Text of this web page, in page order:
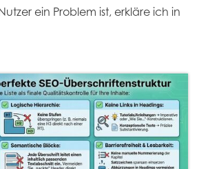
ein Problem ist, erkläre ich in